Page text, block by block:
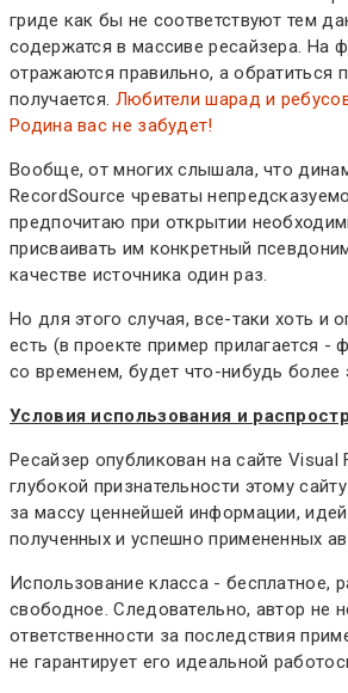
гриде как бы не соответствуют тем
содержатся в массиве ресайзера. На
отражаются правильно, а обратиться
получается. Любители шарад и
Родина вас не забудет!
Вообще, от многих слышала, что
RecordSource чреваты
предпочитаю при открытии
присваивать им конкретный
качестве источника один раз.
Но для этого случая, все-таки хоть и
есть (в проекте пример прилагается
со временем, будет что-нибудь более
Условия использования и
Ресайзер опубликован на сайте Visual
глубокой признательности этому
за массу ценнейшей информации,
полученных и успешно примененных
Использование класса - бесплатное,
свободное. Следовательно, автор не
ответственности за последствия
не гарантирует его идеальной